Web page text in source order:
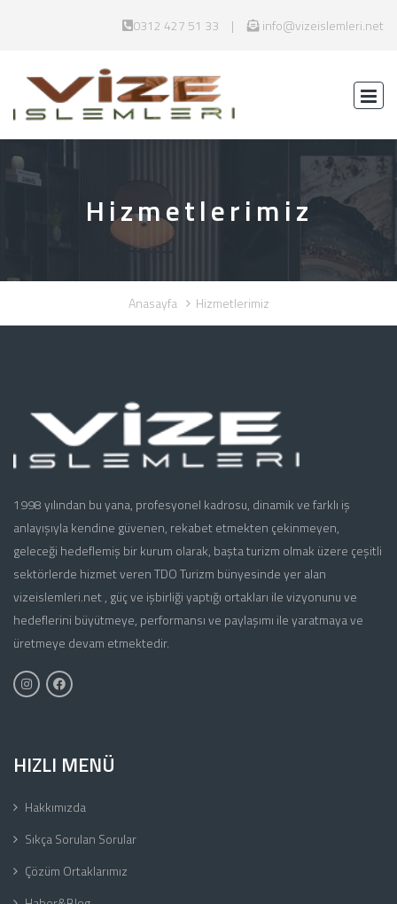
0312 427 51 33 info@vizeislemleri.net
Hizmetlerimiz
Anasayfa Hizmetlerimiz
1998 yılından bu yana, profesyonel kadrosu, dinamik ve farklı iş
anlayışıyla kendine güvenen, rekabet etmekten çekinmeyen,
geleceği hedeflemiş bir kurum olarak, başta turizm olmak üzere çeşitli
sektörlerde hizmet veren TDO Turizm bünyesinde yer alan
vizeislemleri.net , güç ve işbirliği yaptığı ortakları ile vizyonunu ve
hedeflerini büyütmeye, performansı ve paylaşımı ile yaratmaya ve
üretmeye devam etmektedir.
HIZLI MENÜ
Hakkımızda
Sıkça Sorulan Sorular
Çözüm Ortaklarımız